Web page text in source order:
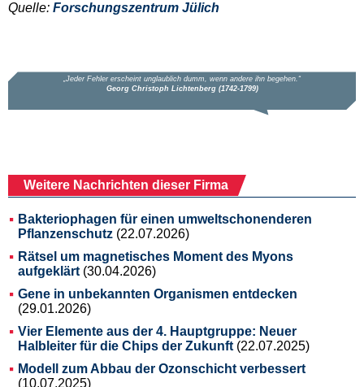
Quelle: Forschungszentrum Jülich
Weitere Nachrichten dieser Firma
Bakteriophagen für einen umweltschonenderen
Pflanzenschutz (22.07.2026)
Rätsel um magnetisches Moment des Myons
aufgeklärt (30.04.2026)
Gene in unbekannten Organismen entdecken
(29.01.2026)
Vier Elemente aus der 4. Hauptgruppe: Neuer
Halbleiter für die Chips der Zukunft (22.07.2025)
Modell zum Abbau der Ozonschicht verbessert
(10.07.2025)